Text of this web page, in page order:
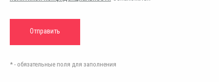
* - обязательные поля для заполнения